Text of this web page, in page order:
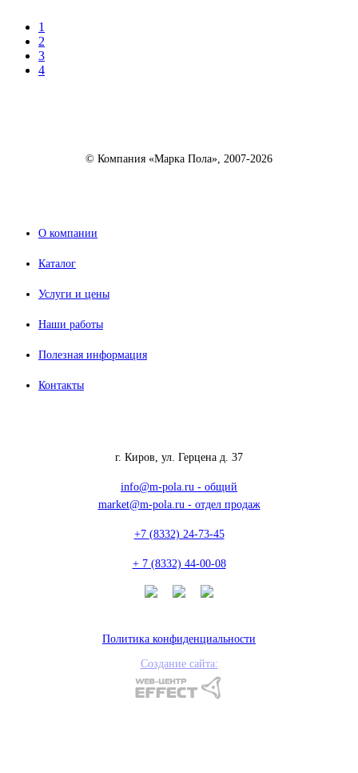
1
2
3
4
© Компания «Марка Пола», 2007-2026
О компании
Каталог
Услуги и цены
Наши работы
Полезная информация
Контакты
г. Киров, ул. Герцена д. 37
info@m-pola.ru - общий
market@m-pola.ru - отдел продаж
+7 (8332) 24-73-45
+ 7 (8332) 44-00-08
Политика конфиденциальности
Создание сайта: